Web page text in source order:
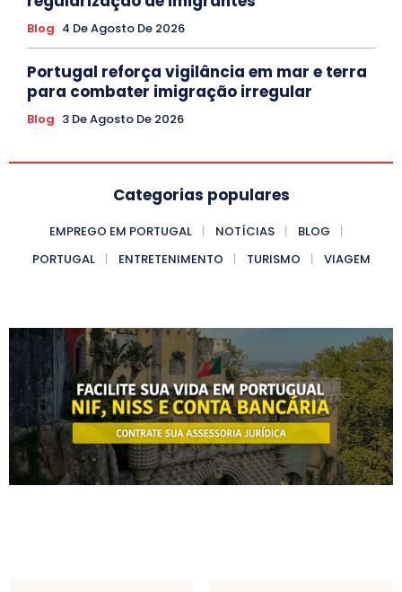
Blog 4 De Agosto De 2026
Portugal reforça vigilância em mar e terra
para combater imigração irregular
Blog 3 De Agosto De 2026
Categorias populares
EMPREGO EM PORTUGAL NOTÍCIAS
BLOG
PORTUGAL
ENTRETENIMENTO TURISMO VIAGEM